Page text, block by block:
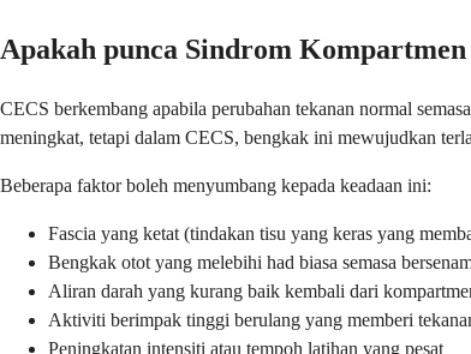
Apakah punca Sindrom
CECS berkembang apabila perubahan tekanan normal
meningkat, tetapi dalam CECS, bengkak ini mewujudkan
Beberapa faktor boleh menyumbang kepada keadaan ini:
Fascia yang ketat (tindakan tisu yang keras yang
Bengkak otot yang melebihi had biasa semasa
Aliran darah yang kurang baik kembali dari
Aktiviti berimpak tinggi berulang yang memberi
Peningkatan intensiti atau tempoh latihan yang pesat